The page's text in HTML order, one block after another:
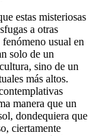
estas misteriosas
a otras
usual en
solo de un
sino de un
más altos.
manera que un
dondequiera que
ciertamente